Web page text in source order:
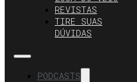
REVISTAS
TIRE SUAS
DÚVIDAS
PODCASTS